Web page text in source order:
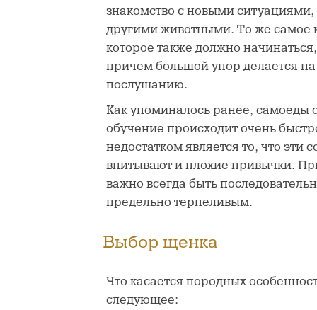
знакомство с новыми
другими животными. То же самое
которое также должно
причем большой упор делается
послушанию.
Как упоминалось ранее, самоеды
обучение происходит очень
недостатком является то, что эти
впитывают и плохие привычки.
важно всегда быть
предельно терпеливым.
Выбор щенка
Что касается породных
следующее: